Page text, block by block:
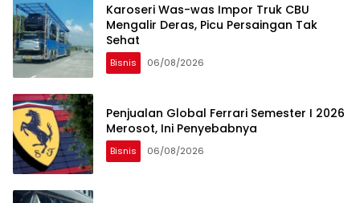
Karoseri Was-was Impor Truk CBU
Mengalir Deras, Picu Persaingan Tak
Sehat
Bisnis 06/08/2026
Penjualan Global Ferrari Semester I 2026
Merosot, Ini Penyebabnya
Bisnis 06/08/2026